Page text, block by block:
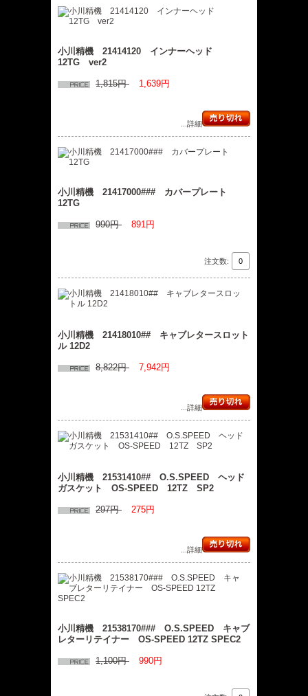
小川精機 21414120 インナーヘッド
12TG ver2
1,815円 1,639円
...詳細
小川精機 21417000### カバープレート
12TG
990円 891円
注文数:
小川精機 21418010## キャブレタースロット
ル 12D2
8,822円 7,942円
...詳細
小川精機 21531410## O.S.SPEED ヘッド
ガスケット OS-SPEED 12TZ SP2
297円 275円
...詳細
小川精機 21538170### O.S.SPEED キャブ
レターリテイナー OS-SPEED 12TZ SPEC2
1,100円 990円